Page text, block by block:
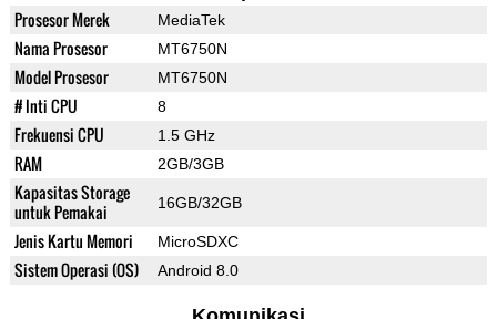
Prosesor Merek MediaTek
Nama Prosesor MT6750N
Model Prosesor MT6750N
# Inti CPU 8
Frekuensi CPU 1.5 GHz
RAM 2GB/3GB
Kapasitas Storage
untuk Pemakai
16GB/32GB
Jenis Kartu Memori MicroSDXC
Sistem Operasi (OS) Android 8.0